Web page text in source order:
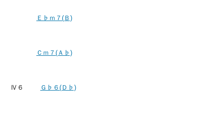
Ｅ♭ｍ７(Ｂ)
Ｃｍ７(Ａ♭)
Ⅳ６ Ｇ♭６(Ｄ♭)